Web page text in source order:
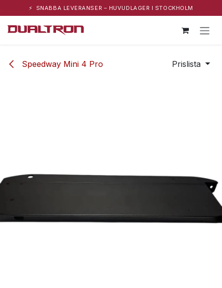
⚡ SNABBA LEVERANSER – HUVUDLAGER I STOCKHOLM
Speedway Mini 4 Pro Prislista